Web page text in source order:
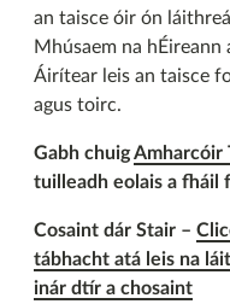
an taisce óir ón
Mhúsaem na hÉireann
Áirítear leis an taisce
agus toirc.
Gabh chuigAmharcóir
tuilleadh eolais a fháil
Cosaint dár Stair –
tábhacht atá leis na
inár dtír a chosaint